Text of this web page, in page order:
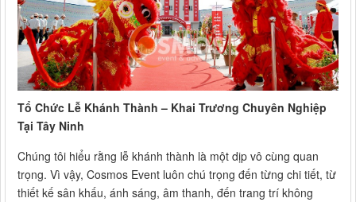
Tổ Chức Lễ Khánh Thành – Khai Trương Chuyên Nghiệp
Tại Tây Ninh
Chúng tôi hiểu rằng lễ khánh thành là một dịp vô cùng quan
trọng. Vì vậy, Cosmos Event luôn chú trọng đến từng chi tiết, từ
thiết kế sân khấu, ánh sáng, âm thanh, đến trang trí không